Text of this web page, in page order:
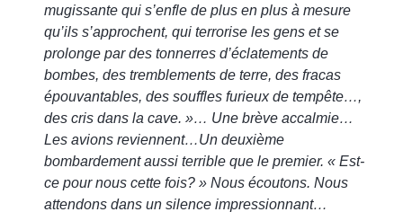
mugissante qui s’enfle de plus en plus à mesure
qu’ils s’approchent, qui terrorise les gens et se
prolonge par des tonnerres d’éclatements de
bombes, des tremblements de terre, des fracas
épouvantables, des souffles furieux de tempête…,
des cris dans la cave. »… Une brève accalmie…
Les avions reviennent…Un deuxième
bombardement aussi terrible que le premier. « Est-
ce pour nous cette fois? » Nous écoutons. Nous
attendons dans un silence impressionnant…